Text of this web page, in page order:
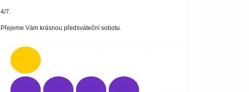
4/7.
Přejeme Vám krásnou předsváteční sobotu.